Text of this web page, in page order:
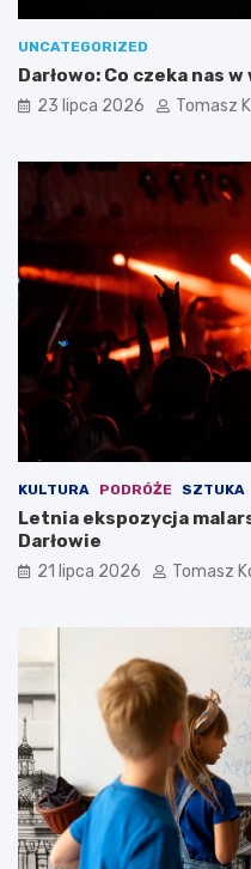
UNCATEGORIZED
Darłowo: Co czeka nas
23 lipca 2026 Tomasz
KULTURA PODRÓŻE SZTUKA
Letnia ekspozycja
Darłowie
21 lipca 2026 Tomasz